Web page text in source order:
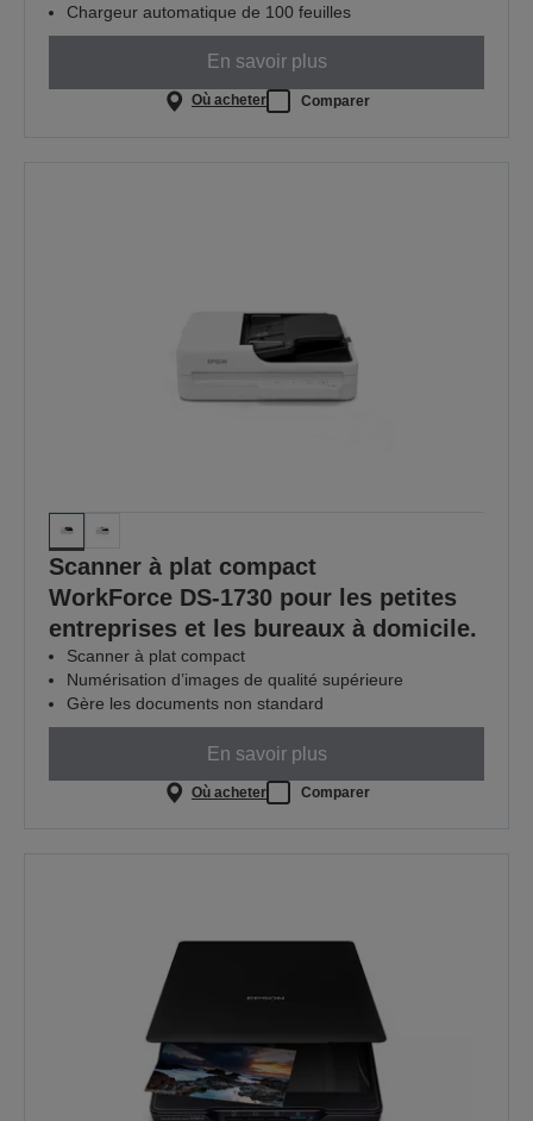
Chargeur automatique de 100 feuilles
En savoir plus
Où acheter Comparer
Scanner à plat compact
WorkForce DS-1730 pour les petites
entreprises et les bureaux à domicile.
Scanner à plat compact
Numérisation d’images de qualité supérieure
Gère les documents non standard
En savoir plus
Où acheter Comparer